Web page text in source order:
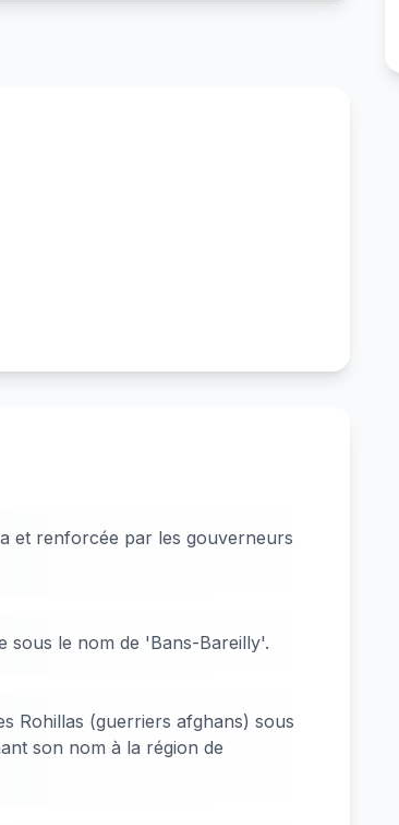
et renforcée par les gouverneurs
sous le nom de 'Bans-Bareilly'.
Rohillas (guerriers afghans) sous
son nom à la région de